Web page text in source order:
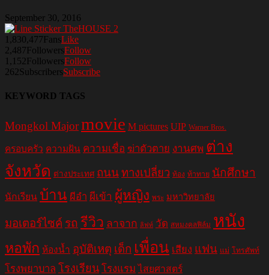
September 30, 2016
1,830,477FansLike
2,487FollowersFollow
1,152FollowersFollow
262SubscribersSubscribe
KEYWORD TAGS
Mongkol Majormovie M pictures UIP Warner Bros.
ครอบครัว ความฝัน ความเชื่อ ฆ่าตัวตาย งานศพ ต่าง
จังหวัด ต่างประเทศ ถนนทางเปลี่ยว ท้อง ท้าทาย นักศึกษา
นักเรียน บ้าน ผีอำ ผีเข้า ผู้หญิง พระ มหาวิทยาลัย
มอเตอร์ไซค์ รถ รีวิว ลาจาก ลิฟท์ วัด สหมงคลฟิล์ม หนัง
หอพัก ห้องน้ำ อุบัติเหตุ เด็ก เพื่อน เสียง แฟน แม่ โทรศัพท์
โรงพยาบาล โรงเรียน โรงแรม ไสยศาสตร์